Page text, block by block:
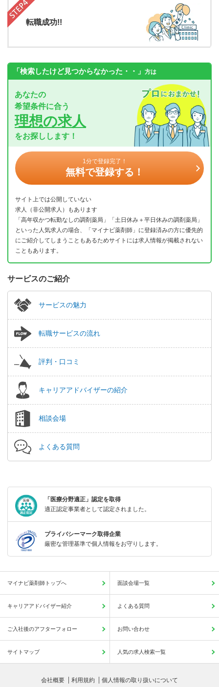
転職成功!!
「検索したけど見つからなかった・・」 方は
あなたの
希望条件に合う
理想の求人
をお探しします！
1分で登録完了！
無料で登録する！
サイト上では公開していない
求人（非公開求人）もあります
「高年収かつ転勤なしの調剤薬局」「土日休み＋平日休みの調剤薬局」
といった人気求人の場合、「マイナビ薬剤師」に登録済みの方に優先的
にご紹介してしまうこともあるためサイトには求人情報が掲載されない
こともあります。
サービスのご紹介
サービスの魅力
転職サービスの流れ
評判・口コミ
キャリアアドバイザーの紹介
相談会場
よくある質問
「医療分野適正」認定を取得
適正認定事業者として認定されました。
プライバシーマーク取得企業
厳密な管理基準で個人情報をお守りします。
マイナビ薬剤師トップへ 面談会場一覧
キャリアアドバイザー紹介 よくある質問
ご入社後のアフターフォロー お問い合わせ
サイトマップ 人気の求人検索一覧
会社概要 利用規約 個人情報の取り扱いについて